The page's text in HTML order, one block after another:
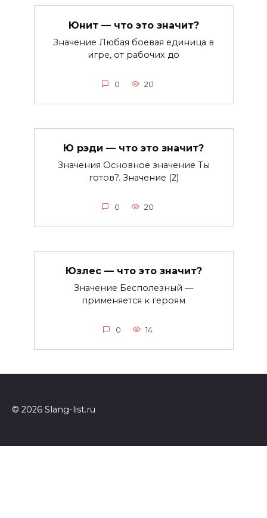
Юнит — что это значит?
Значение Любая боевая единица в
игре, от рабочих до
0 20
Ю рэди — что это значит?
Значения Основное значение Ты
готов?. Значение (2)
0 20
Юзлес — что это значит?
Значение Бесполезный —
применяется к героям
0 14
© 2026 Slang-list.ru